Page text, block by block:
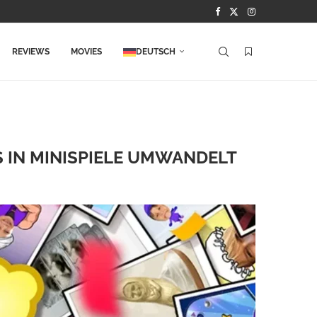
REVIEWS MOVIES DEUTSCH
IN MINISPIELE UMWANDELT